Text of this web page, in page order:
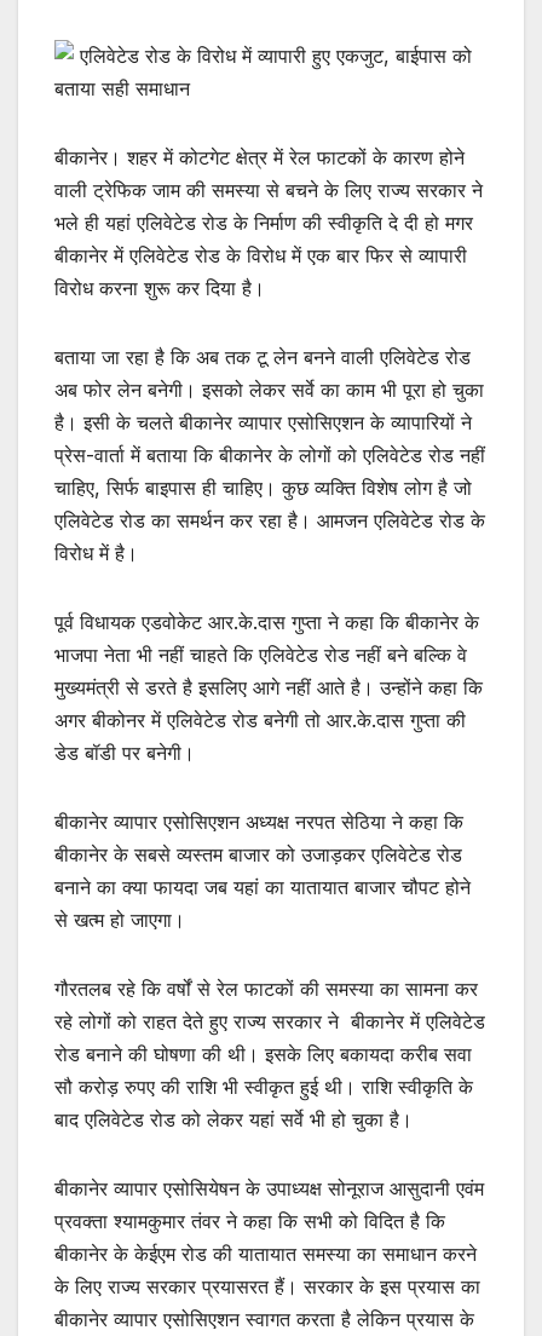
बीकानेर। शहर में कोटगेट क्षेत्र में रेल फाटकों के कारण होने
वाली ट्रेफिक जाम की समस्या से बचने के लिए राज्य सरकार ने
भले ही यहां एलिवेटेड रोड के निर्माण की स्वीकृति दे दी हो मगर
बीकानेर में एलिवेटेड रोड के विरोध में एक बार फिर से व्यापारी
विरोध करना शुरू कर दिया है।
बताया जा रहा है कि अब तक टू लेन बनने वाली एलिवेटेड रोड
अब फोर लेन बनेगी। इसको लेकर सर्वे का काम भी पूरा हो चुका
है। इसी के चलते बीकानेर व्यापार एसोसिएशन के व्यापारियों ने
प्रेस-वार्ता में बताया कि बीकानेर के लोगों को एलिवेटेड रोड नहीं
चाहिए, सिर्फ बाइपास ही चाहिए। कुछ व्यक्ति विशेष लोग है जो
एलिवेटेड रोड का समर्थन कर रहा है। आमजन एलिवेटेड रोड के
विरोध में है।
पूर्व विधायक एडवोकेट आर.के.दास गुप्ता ने कहा कि बीकानेर के
भाजपा नेता भी नहीं चाहते कि एलिवेटेड रोड नहीं बने बल्कि वे
मुख्यमंत्री से डरते है इसलिए आगे नहीं आते है। उन्होंने कहा कि
अगर बीकोनर में एलिवेटेड रोड बनेगी तो आर.के.दास गुप्ता की
डेड बॉडी पर बनेगी।
बीकानेर व्यापार एसोसिएशन अध्यक्ष नरपत सेठिया ने कहा कि
बीकानेर के सबसे व्यस्तम बाजार को उजाड़कर एलिवेटेड रोड
बनाने का क्या फायदा जब यहां का यातायात बाजार चौपट होने
से खत्म हो जाएगा।
गौरतलब रहे कि वर्षों से रेल फाटकों की समस्या का सामना कर
रहे लोगों को राहत देते हुए राज्य सरकार ने बीकानेर में एलिवेटेड
रोड बनाने की घोषणा की थी। इसके लिए बकायदा करीब सवा
सौ करोड़ रुपए की राशि भी स्वीकृत हुई थी। राशि स्वीकृति के
बाद एलिवेटेड रोड को लेकर यहां सर्वे भी हो चुका है।
बीकानेर व्यापार एसोसियेषन के उपाध्यक्ष सोनूराज आसुदानी एवंम
प्रवक्ता श्यामकुमार तंवर ने कहा कि सभी को विदित है कि
बीकानेर के केईएम रोड की यातायात समस्या का समाधान करने
के लिए राज्य सरकार प्रयासरत हैं। सरकार के इस प्रयास का
बीकानेर व्यापार एसोसिएशन स्वागत करता है लेकिन प्रयास के